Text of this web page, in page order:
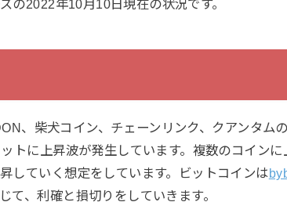
の2022年10月10日現在の状況です。
、柴犬コイン、チェーンリンク、クアンタム
トに上昇波が発生しています。複数のコインに
していく想定をしています。ビットコインは
て、利確と損切りをしていきます。